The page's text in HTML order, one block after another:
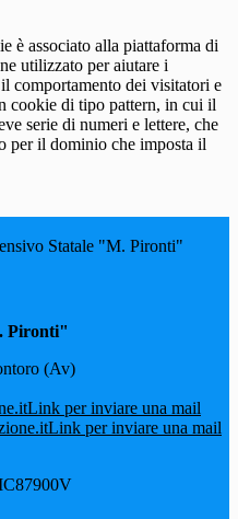
è associato alla piattaforma di
utilizzato per aiutare i
comportamento dei visitatori e
cookie di tipo pattern, in cui il
serie di numeri e lettere, che
per il dominio che imposta il
Statale "M. Pironti"
Pironti"
(Av)
Link per inviare una mail
Link per inviare una mail